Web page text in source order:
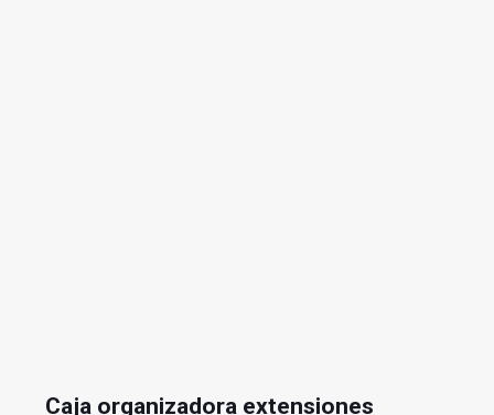
Caja organizadora extensiones